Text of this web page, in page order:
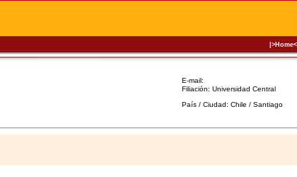
E-mail:
Filiación: Universidad Central
País / Ciudad: Chile / Santiago